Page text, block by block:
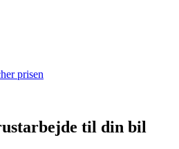
prisen
til din bil